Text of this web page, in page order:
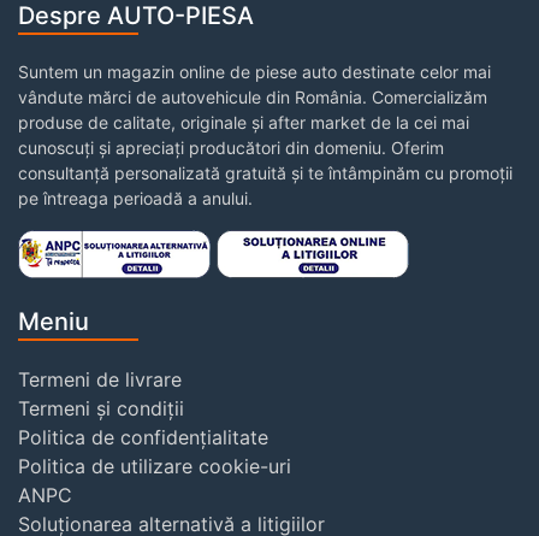
Despre AUTO-PIESA
Suntem un magazin online de piese auto destinate celor mai
vândute mărci de autovehicule din România. Comercializăm
produse de calitate, originale și after market de la cei mai
cunoscuți și apreciați producători din domeniu. Oferim
consultanță personalizată gratuită și te întâmpinăm cu promoții
pe întreaga perioadă a anului.
Meniu
Termeni de livrare
Termeni și condiții
Politica de confidențialitate
Politica de utilizare cookie-uri
ANPC
Soluționarea alternativă a litigiilor